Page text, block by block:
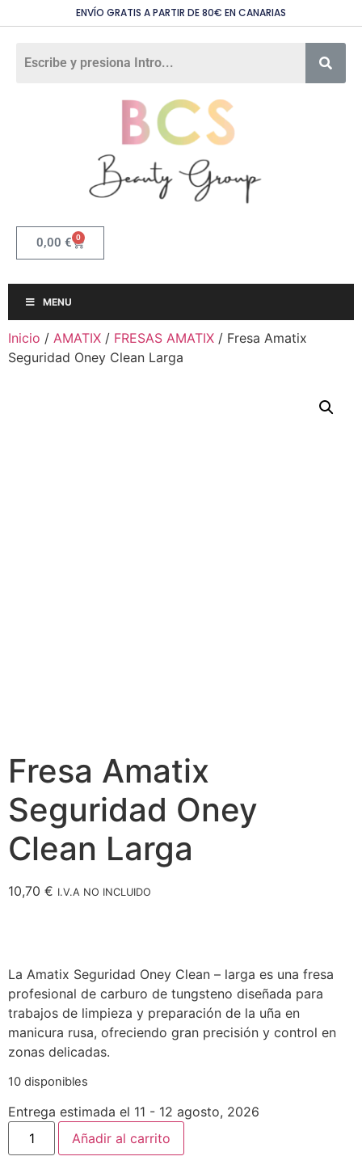
ENVÍO GRATIS A PARTIR DE 80€ EN CANARIAS
0,00 € 0
MENU
Inicio / AMATIX / FRESAS AMATIX / Fresa Amatix
Seguridad Oney Clean Larga
Fresa Amatix
Seguridad Oney
Clean Larga
10,70 € I.V.A NO INCLUIDO
La Amatix Seguridad Oney Clean – larga es una fresa
profesional de carburo de tungsteno diseñada para
trabajos de limpieza y preparación de la uña en
manicura rusa, ofreciendo gran precisión y control en
zonas delicadas.
10 disponibles
Entrega estimada el 11 - 12 agosto, 2026
Añadir al carrito